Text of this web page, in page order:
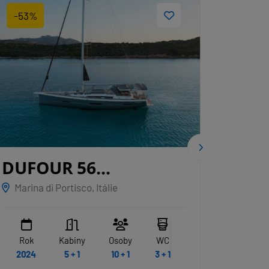
-53%
DUFOUR 56
EXCLUSIVE ALBUS
Marina di Portisco, Itálie
Rok
2024
Kabiny
5 + 1
Osoby
10 + 1
WC
3 + 1